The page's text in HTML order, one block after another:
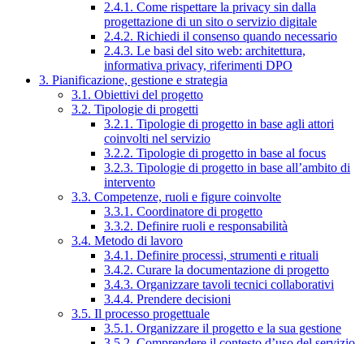
2.4.1. Come rispettare la privacy sin dalla
progettazione di un sito o servizio digitale
2.4.2. Richiedi il consenso quando necessario
2.4.3. Le basi del sito web: architettura,
informativa privacy, riferimenti DPO
3. Pianificazione, gestione e strategia
3.1. Obiettivi del progetto
3.2. Tipologie di progetti
3.2.1. Tipologie di progetto in base agli attori
coinvolti nel servizio
3.2.2. Tipologie di progetto in base al focus
3.2.3. Tipologie di progetto in base all’ambito di
intervento
3.3. Competenze, ruoli e figure coinvolte
3.3.1. Coordinatore di progetto
3.3.2. Definire ruoli e responsabilità
3.4. Metodo di lavoro
3.4.1. Definire processi, strumenti e rituali
3.4.2. Curare la documentazione di progetto
3.4.3. Organizzare tavoli tecnici collaborativi
3.4.4. Prendere decisioni
3.5. Il processo progettuale
3.5.1. Organizzare il progetto e la sua gestione